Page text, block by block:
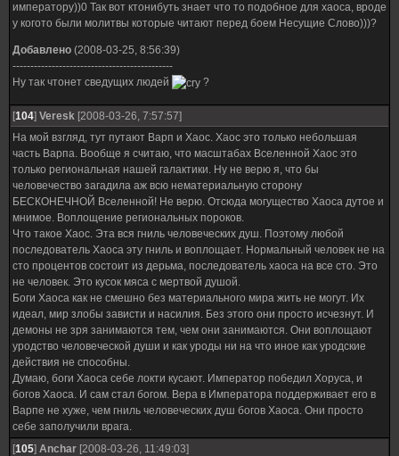
императору))0 Так вот ктонибуть знает что то подобное для хаоса, вроде
у когото были молитвы которые читают перед боем Несущие Слово)))?
Добавлено (2008-03-25, 8:56:39)
---------------------------------------------
Ну так чтонет сведущих людей
?
[104] Veresk [2008-03-26, 7:57:57]
На мой взгляд, тут путают Варп и Хаос. Хаос это только небольшая
часть Варпа. Вообще я считаю, что масштабах Вселенной Хаос это
только региональная нашей галактики. Ну не верю я, что бы
человечество загадила аж всю нематериальную сторону
БЕСКОНЕЧНОЙ Вселенной! Не верю. Отсюда могущество Хаоса дутое и
мнимое. Воплощение региональных пороков.
Что такое Хаос. Эта вся гниль человеческих душ. Поэтому любой
последователь Хаоса эту гниль и воплощает. Нормальный человек не на
сто процентов состоит из дерьма, последователь хаоса на все сто. Это
не человек. Это кусок мяса с мертвой душой.
Боги Хаоса как не смешно без материального мира жить не могут. Их
идеал, мир злобы зависти и насилия. Без этого они просто исчезнут. И
демоны не зря занимаются тем, чем они занимаются. Они воплощают
уродство человеческой души и как уроды ни на что иное как уродские
действия не способны.
Думаю, боги Хаоса себе локти кусают. Император победил Хоруса, и
богов Хаоса. И сам стал богом. Вера в Императора поддерживает его в
Варпе не хуже, чем гниль человеческих душ богов Хаоса. Они просто
себе заполучили врага.
[105] Anchar [2008-03-26, 11:49:03]